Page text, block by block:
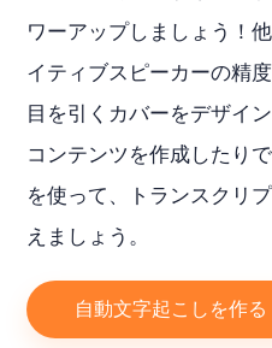
ワーアップしましょう！
イティブスピーカーの精
目を引くカバーをデザイ
コンテンツを作成したり
を使って、トランスクリ
えましょう。
自動文字起こしを作る